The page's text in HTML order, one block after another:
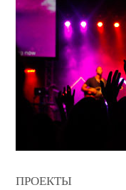
ПРОЕКТЫ